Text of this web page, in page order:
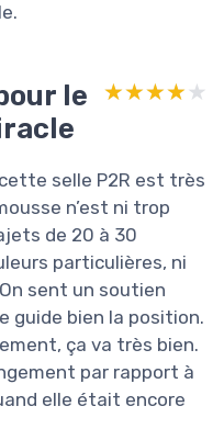
le
★★★★★
★★★★★
selle P2R est très
n’est ni trop
de 20 à 30
particulières, ni
sent un soutien
guide bien la position.
ça va très bien.
par rapport à
elle était encore